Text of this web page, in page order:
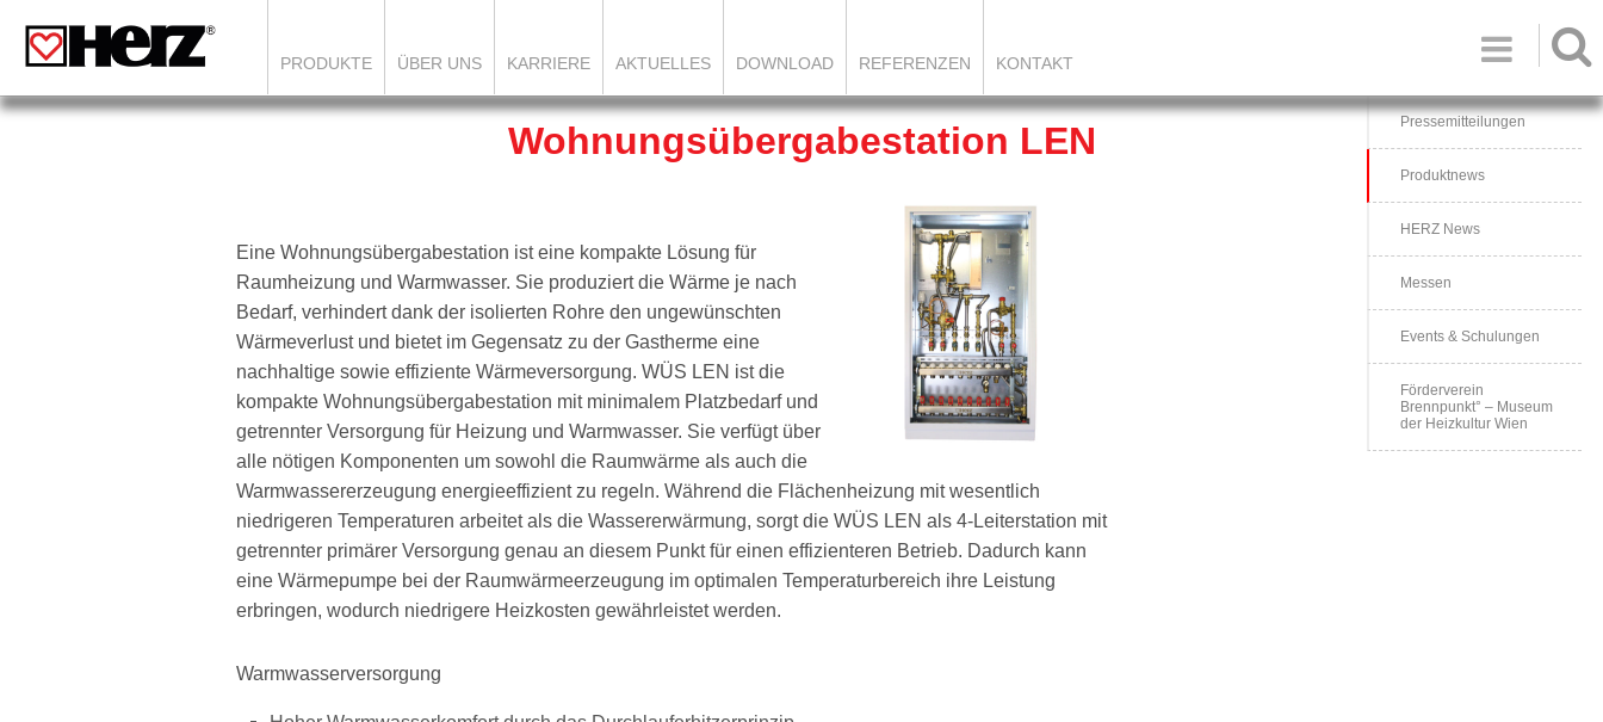

PRODUKTE ÜBER UNS KARRIERE AKTUELLES DOWNLOAD REFERENZEN KONTAKT
Wohnungsübergabestation LEN
Eine Wohnungsübergabestation ist eine kompakte Lösung für
Raumheizung und Warmwasser. Sie produziert die Wärme je nach
Bedarf, verhindert dank der isolierten Rohre den ungewünschten
Wärmeverlust und bietet im Gegensatz zu der Gastherme eine
nachhaltige sowie effiziente Wärmeversorgung. WÜS LEN ist die
kompakte Wohnungsübergabestation mit minimalem Platzbedarf und
getrennter Versorgung für Heizung und Warmwasser. Sie verfügt über
alle nötigen Komponenten um sowohl die Raumwärme als auch die
Warmwassererzeugung energieeffizient zu regeln. Während die Flächenheizung mit wesentlich
niedrigeren Temperaturen arbeitet als die Wassererwärmung, sorgt die WÜS LEN als 4-Leiterstation mit
getrennter primärer Versorgung genau an diesem Punkt für einen effizienteren Betrieb. Dadurch kann
eine Wärmepumpe bei der Raumwärmeerzeugung im optimalen Temperaturbereich ihre Leistung
erbringen, wodurch niedrigere Heizkosten gewährleistet werden.
Warmwasserversorgung
Pressemitteilungen
Produktnews
HERZ News
Messen
Events & Schulungen
Förderverein
Brennpunkt° – Museum
der Heizkultur Wien